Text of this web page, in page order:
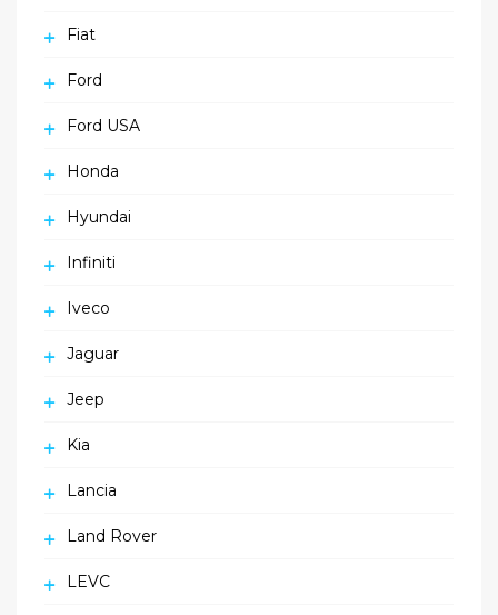
Fiat
Ford
Ford USA
Honda
Hyundai
Infiniti
Iveco
Jaguar
Jeep
Kia
Lancia
Land Rover
LEVC